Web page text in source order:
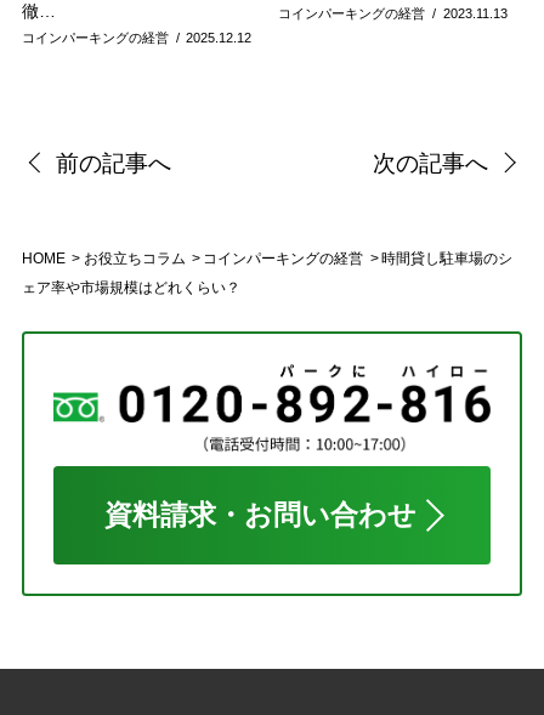
徹…
2025.12.12
コインパーキングの経営
2023.11.13
コインパーキングの経営
前の記事へ 次の記事へ
HOME お役立ちコラム コインパーキングの経営
時間貸し駐車場のシ
ェア率や市場規模はどれくらい？
資料請求・お問い合わせ